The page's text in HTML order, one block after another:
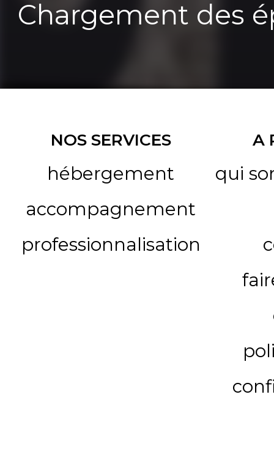
Chargement des
NOS SERVICES
hébergement
accompagnement
professionnalisation
A
qui